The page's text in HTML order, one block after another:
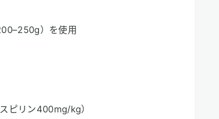
）を使用
ピリン400mg/kg）